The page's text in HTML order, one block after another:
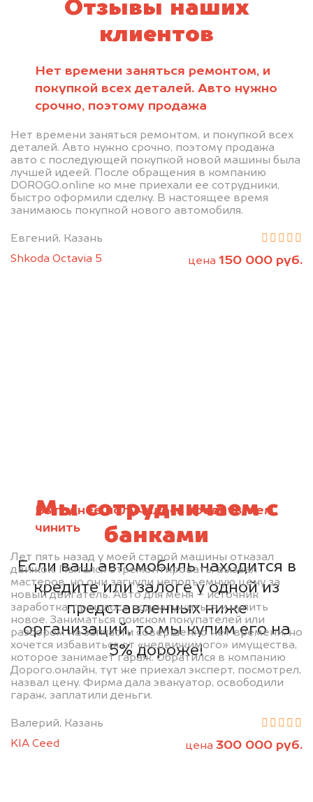
Отзывы наших
клиентов
Нет времени заняться ремонтом, и
покупкой всех деталей. Авто нужно
срочно, поэтому продажа
Нет времени заняться ремонтом, и покупкой всех
деталей. Авто нужно срочно, поэтому продажа
авто с последующей покупкой новой машины была
лучшей идеей. После обращения в компанию
DOROGO.online ко мне приехали ее сотрудники,
быстро оформили сделку. В настоящее время
занимаюсь покупкой нового автомобиля.
Евгений, Казань
Shkoda Octavia 5
цена 150 000 руб.
Выгоднее получилось продать, чем
чинить
Лет пять назад у моей старой машины отказал
движок. Пытался отремонтировать, вызвал
мастеров, но они загнули неподъемную цену за
новый двигатель. Авто для меня – источник
заработка, пришлось поднатужиться и купить
новое. Заниматься поиском покупателей или
разбором на запчасти совершенно нет времени, но
хочется избавиться от «недвижимого» имущества,
которое занимает гараж. Обратился в компанию
Дорого.онлайн, тут же приехал эксперт, посмотрел,
назвал цену. Фирма дала эвакуатор, освободили
гараж, заплатили деньги.
Валерий, Казань
KIA Ceed
цена 300 000 руб.
Мы сотрудничаем с
банками
Если ваш автомобиль находится в
кредите или залоге у одной из
представленных ниже
организаций, то мы купим его на
5% дороже!